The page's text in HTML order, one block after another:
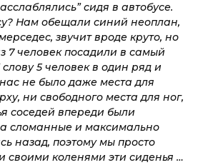
сидя в автобусе.
Нам обещали синий неоплан,
звучит вроде круто, но
7 человек посадили в самый
5 человек в один ряд и
не было даже места для
ни свободного места для ног,
соседей впереди были
сломанные и максимально
назад, поэтому мы просто
своими коленями эти сиденья …